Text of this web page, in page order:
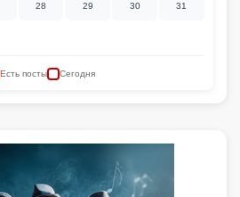
28 29 30 31
Есть посты Сегодня